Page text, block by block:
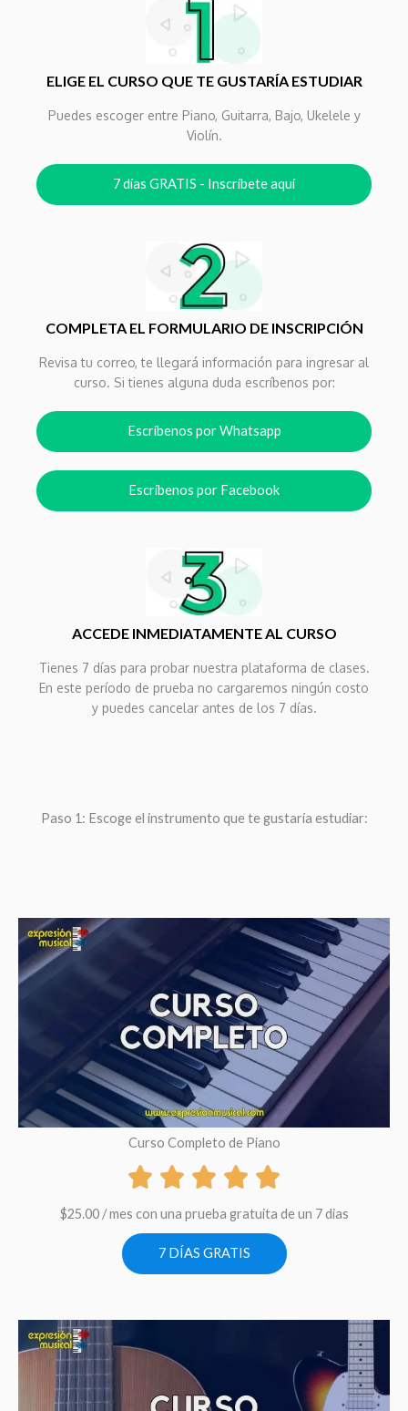
ELIGE EL CURSO QUE TE GUSTARÍA ESTUDIAR
Puedes escoger entre Piano, Guitarra, Bajo, Ukelele y
Violín.
7 días GRATIS - Inscríbete aquí
COMPLETA EL FORMULARIO DE INSCRIPCIÓN
Revisa tu correo, te llegará información para ingresar al
curso. Si tienes alguna duda escríbenos por:
Escríbenos por Whatsapp
Escríbenos por Facebook
ACCEDE INMEDIATAMENTE AL CURSO
Tienes 7 días para probar nuestra plataforma de clases.
En este período de prueba no cargaremos ningún costo
y puedes cancelar antes de los 7 días.
Paso 1: Escoge el instrumento que te gustaría estudiar:
Curso Completo de Piano
$25.00 / mes con una prueba gratuita de un 7 dias
7 DÍAS GRATIS